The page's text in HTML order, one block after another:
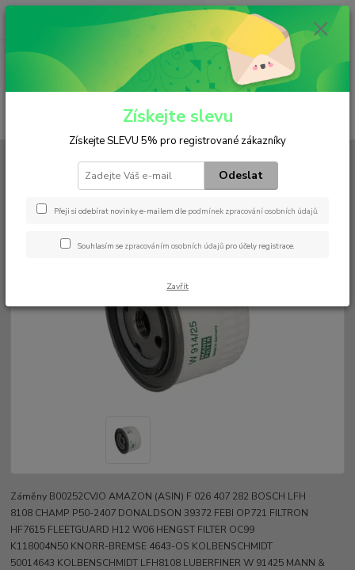
(Po-Pá, 6:30-15 hod.)
ks
0 Kč
W 914/25
Záměny B00252CVJO AMAZON (ASIN) F 026 407 282 BOSCH LFH
8108 CHAMP P50-2407 DONALDSON 39372 FEBI OP721 FILTRON
HF7615 FLEETGUARD H12 W06 HENGST FILTER OC99
K118004N50 KNORR-BREMSE 4643-OS KOLBENSCHMIDT
50014643 KOLBENSCHMIDT LFH8108 LUBERFINER W 91425 MANN &
Získejte slevu
Získejte SLEVU 5% pro registrované zákazníky
Odeslat
Přeji si odebírat novinky e-mailem dle podmínek zpracování osobních údajů.
Souhlasím se zpracováním osobních údajů pro účely registrace.
Zavřít